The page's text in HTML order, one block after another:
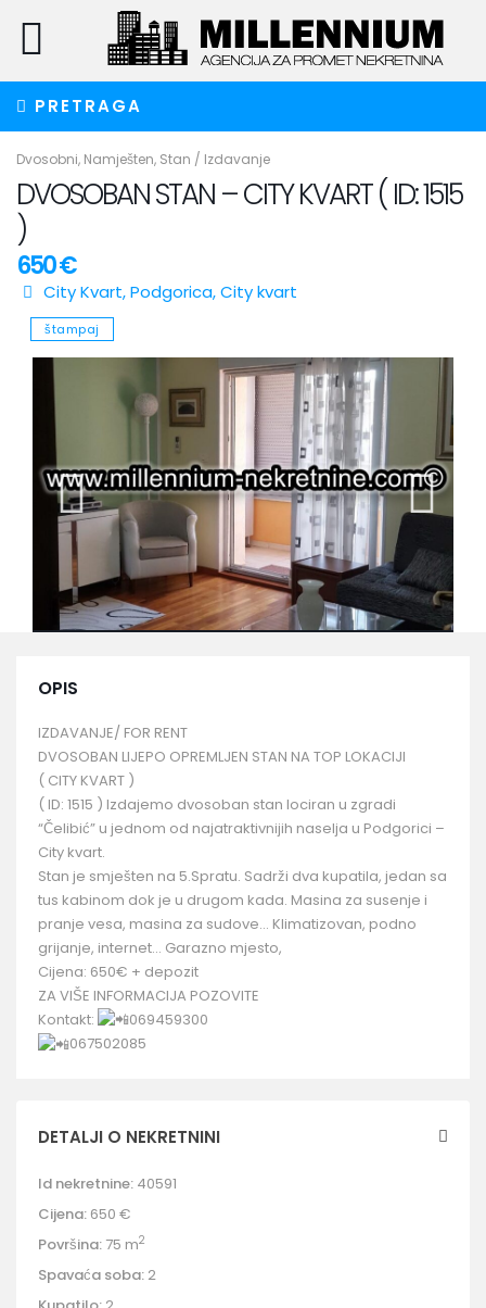
PRETRAGA
Dvosobni, Namješten, Stan / Izdavanje
DVOSOBAN STAN – CITY KVART ( ID: 1515
)
650 €
City Kvart,Podgorica,City kvart
štampaj
OPIS
IZDAVANJE/ FOR RENT
DVOSOBAN LIJEPO OPREMLJEN STAN NA TOP LOKACIJI
( CITY KVART )
( ID: 1515 ) Izdajemo dvosoban stan lociran u zgradi
“Čelibić” u jednom od najatraktivnijih naselja u Podgorici –
City kvart.
Stan je smješten na 5.Spratu. Sadrži dva kupatila, jedan sa
tus kabinom dok je u drugom kada. Masina za susenje i
pranje vesa, masina za sudove… Klimatizovan, podno
grijanje, internet… Garazno mjesto,
Cijena: 650€ + depozit
ZA VIŠE INFORMACIJA POZOVITE
Kontakt:
069459300
067502085
DETALJI O NEKRETNINI
Id nekretnine: 40591
Cijena: 650 €
Površina: 75 m2
Spavaća soba: 2